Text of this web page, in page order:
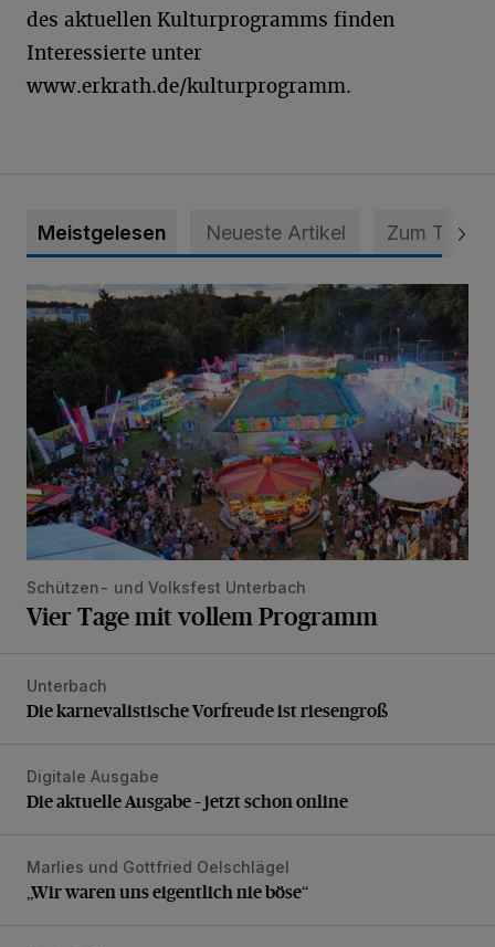
des aktuellen Kulturprogramms finden
Interessierte unter
www.erkrath.de/kulturprogramm.
Meistgelesen Neueste Artikel Zum Thema
Vier Tage mit vollem Programm
Schützen- und Volksfest Unterbach
Vier Tage mit vollem Programm
Die karnevalistische Vorfreude ist riesengroß
Unterbach
Die karnevalistische Vorfreude ist riesengroß
Die aktuelle Ausgabe – jetzt schon online
Digitale Ausgabe
Die aktuelle Ausgabe – jetzt schon online
„Wir waren uns eigentlich nie böse“
Marlies und Gottfried Oelschlägel
„Wir waren uns eigentlich nie böse“